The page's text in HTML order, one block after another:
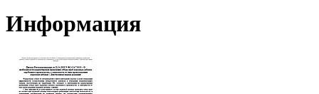
Информация